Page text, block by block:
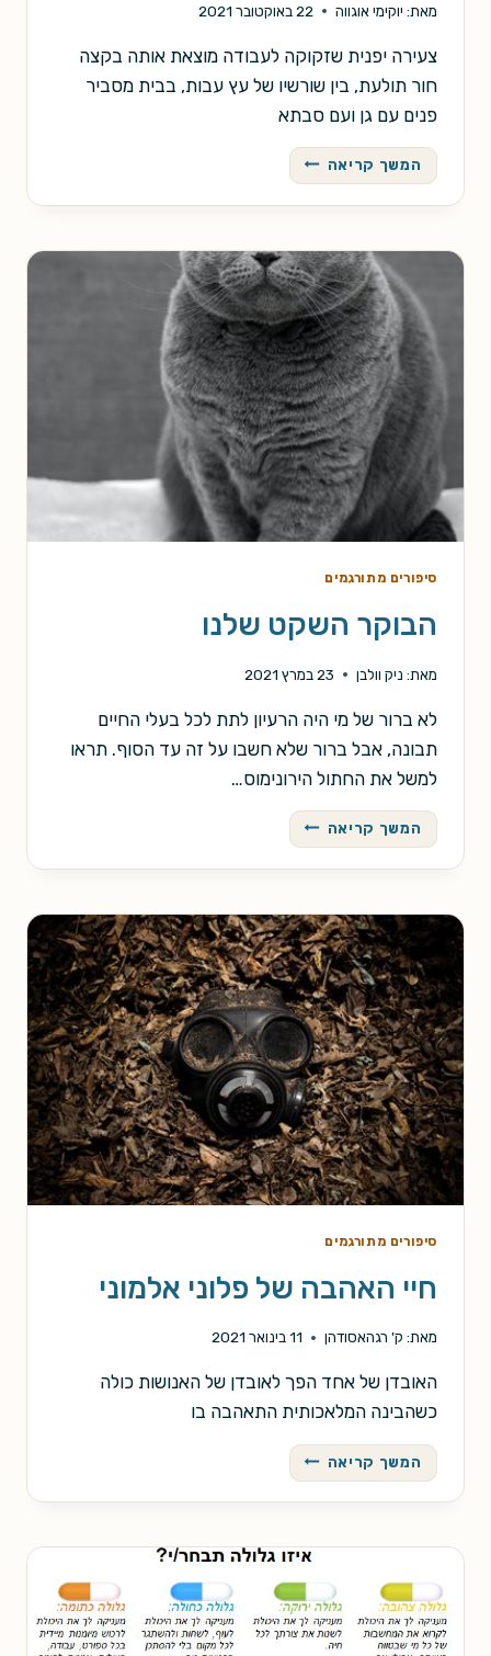
מאת: יוקימי אוגווה 22 באוקטובר 2021
צעירה יפנית שזקוקה לעבודה מוצאת אותה בקצה
חור תולעת, בין שורשיו של עץ עבות, בבית מסביר
פנים עם גן ועם סבתא
המשך קריאה גנה,
גודלו
ככף
סיפורים מתורגמים
הבוקר השקט שלנו
מאת: ניק וולבן 23 במרץ 2021
לא ברור של מי היה הרעיון לתת לכל בעלי החיים
תבונה, אבל ברור שלא חשבו על זה עד הסוף. תראו
למשל את החתול הירונימוס…
המשך קריאה הבוקר
השקט
שלנו
סיפורים מתורגמים
חיי האהבה של פלוני אלמוני
מאת: ק' רגהאסודהן 11 בינואר 2021
האובדן של אחד הפך לאובדן של האנושות כולה
כשהבינה המלאכותית התאהבה בו
המשך קריאה חיי
האהבה
של
אלמוני